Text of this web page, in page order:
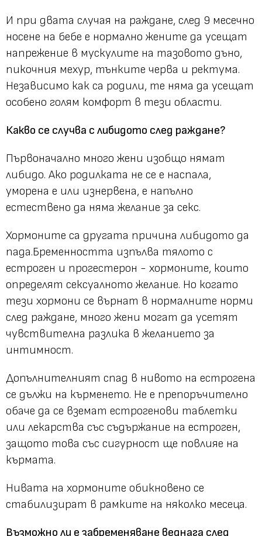
И при двата случая на раждане, след 9 месечно
носене на бебе е нормално жените да усещат
напрежение в мускулите на тазовото дъно,
пикочния мехур, тънките черва и ректума.
Независимо как са родили, те няма да усещат
особено голям комфорт в тези области.
Какво се случва с либидото след раждане?
Първоначално много жени изобщо нямат
либидо. Ако родилката не се е наспала,
уморена е или изнервена, е напълно
естествено да няма желание за секс.
Хормоните са другата причина либидото да
пада.Бременността изпълва тялото с
естроген и прогестерон - хормоните, които
определят сексуалното желание. Но когато
тези хормони се върнат в нормалните норми
след раждане, много жени могат да усетят
чувствителна разлика в желанието за
интимност.
Допълнителният спад в нивото на естрогена
се дължи на кърменето. Не е препоръчително
обаче да се вземат естрогенови таблетки
или лекарства със съдържание на естроген,
защото това със сигурност ще повлияе на
кърмата.
Нивата на хормоните обикновено се
стабилизират в рамките на няколко месеца.
Възможно ли е забременяване веднага след